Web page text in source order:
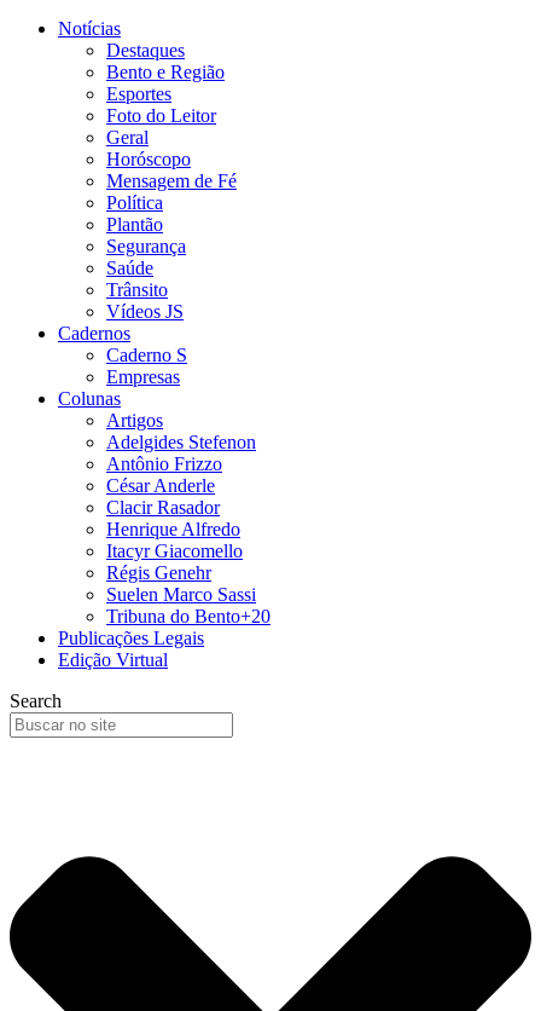
Notícias
Destaques
Bento e Região
Esportes
Foto do Leitor
Geral
Horóscopo
Mensagem de Fé
Política
Plantão
Segurança
Saúde
Trânsito
Vídeos JS
Cadernos
Caderno S
Empresas
Colunas
Artigos
Adelgides Stefenon
Antônio Frizzo
César Anderle
Clacir Rasador
Henrique Alfredo
Itacyr Giacomello
Régis Genehr
Suelen Marco Sassi
Tribuna do Bento+20
Publicações Legais
Edição Virtual
Search